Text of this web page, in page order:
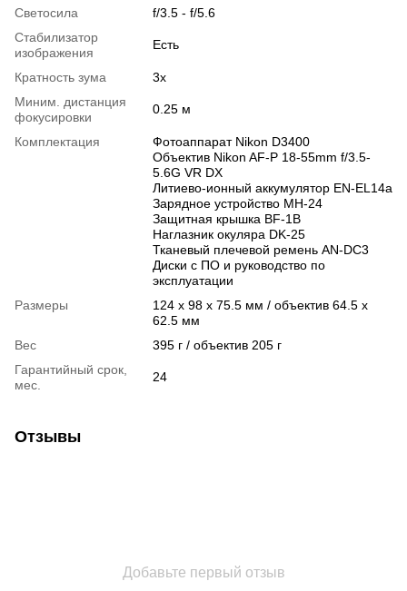
Светосила
f/3.5 - f/5.6
Стабилизатор
изображения
Есть
Кратность зума
3x
Миним. дистанция
фокусировки
0.25 м
Комплектация
Фотоаппарат Nikon D3400
Объектив Nikon AF-P 18-55mm f/3.5-
5.6G VR DX
Литиево-ионный аккумулятор EN-EL14a
Зарядное устройство MH-24
Защитная крышка BF-1B
Наглазник окуляра DK-25
Тканевый плечевой ремень AN-DC3
Диски с ПО и руководство по
эксплуатации
Размеры
124 x 98 x 75.5 мм / объектив 64.5 x
62.5 мм
Вес
395 г / объектив 205 г
Гарантийный срок,
мес.
24
Отзывы
Добавьте первый отзыв